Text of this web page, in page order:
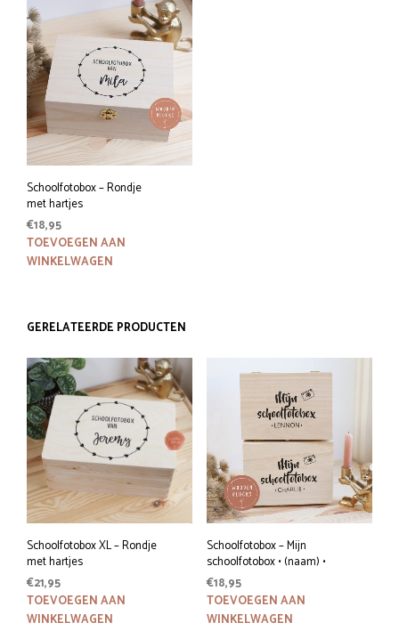
Schoolfotobox – Rondje
met hartjes
€18,95
TOEVOEGEN AAN
WINKELWAGEN
GERELATEERDE PRODUCTEN
Schoolfotobox XL – Rondje
met hartjes
€21,95
TOEVOEGEN AAN
WINKELWAGEN
Schoolfotobox – Mijn
schoolfotobox • (naam) •
€18,95
TOEVOEGEN AAN
WINKELWAGEN